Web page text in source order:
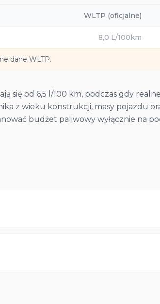
WLTP (oficjalne)
8,0 L/100km
dane WLTP.
się od 6,5 l/100 km, podczas gdy
z wieku konstrukcji, masy pojazdu
budżet paliwowy wyłącznie na